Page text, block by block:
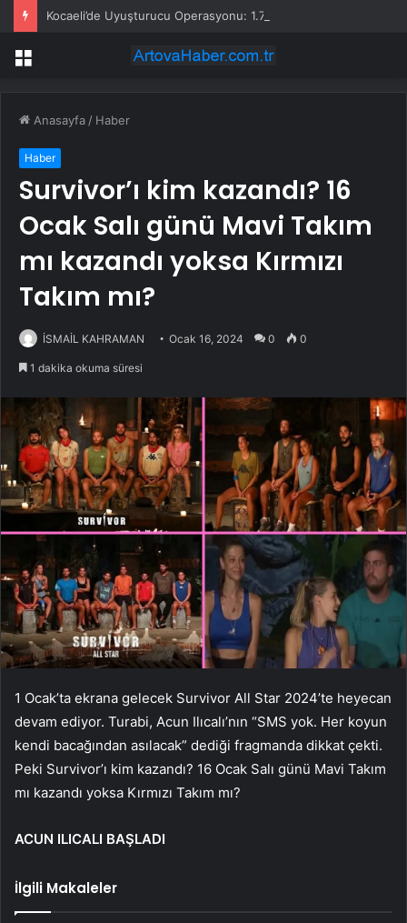
Menü
Anasayfa / Haber
Haber
Survivor’ı kim kazandı? 16
Ocak Salı günü Mavi Takım
mı kazandı yoksa Kırmızı
Takım mı?
İSMAİL KAHRAMAN Ocak 16, 2024 0 0
1 dakika okuma süresi
1 Ocak’ta ekrana gelecek Survivor All Star 2024’te heyecan
devam ediyor. Turabi, Acun Ilıcalı’nın “SMS yok. Her koyun
kendi bacağından asılacak” dediği fragmanda dikkat çekti.
Peki Survivor’ı kim kazandı? 16 Ocak Salı günü Mavi Takım
mı kazandı yoksa Kırmızı Takım mı?
ACUN ILICALI BAŞLADI
İlgili Makaleler